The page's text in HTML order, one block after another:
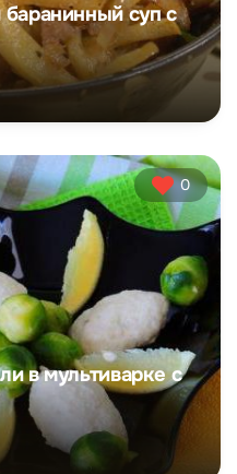
суп с
0
в мультиварке с